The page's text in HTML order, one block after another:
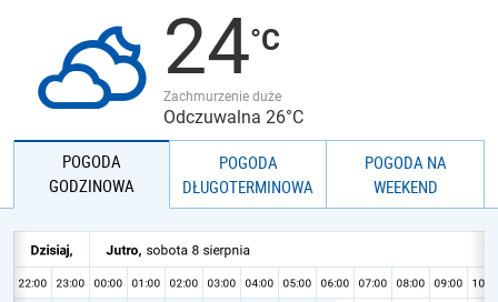
24
Zachmurzenie duże
Odczuwalna 26°C
POGODA
GODZINOWA
POGODA
DŁUGOTERMINOWA
POGODA NA
WEEKEND